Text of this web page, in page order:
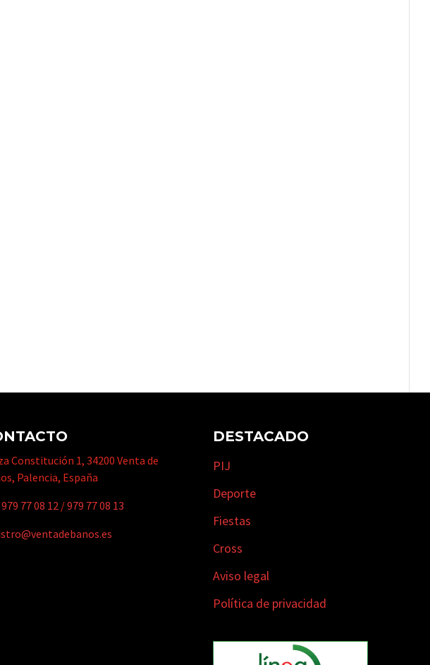
Constitución 1, 34200 Venta de
Palencia, España
979 77 08 12 /979 77 08 13
DESTACADO
PIJ
Deporte
Fiestas
Cross
Aviso legal
Política de privacidad